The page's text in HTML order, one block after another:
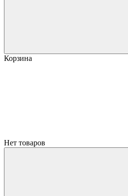
Корзина
Нет товаров